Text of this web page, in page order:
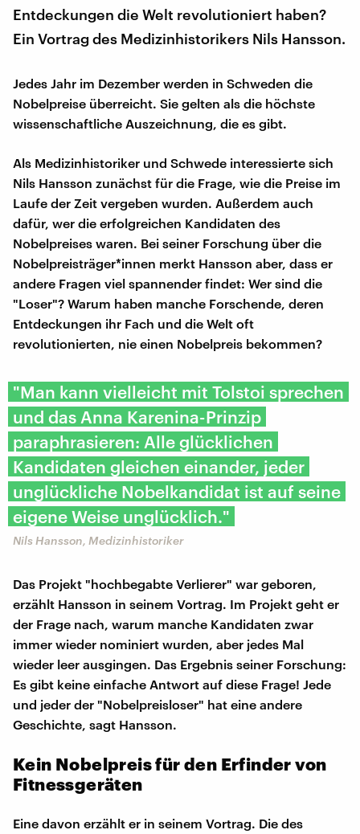
Entdeckungen die Welt revolutioniert haben?
Ein Vortrag des Medizinhistorikers Nils Hansson.
Jedes Jahr im Dezember werden in Schweden die
Nobelpreise überreicht. Sie gelten als die höchste
wissenschaftliche Auszeichnung, die es gibt.
Als Medizinhistoriker und Schwede interessierte sich
Nils Hansson zunächst für die Frage, wie die Preise im
Laufe der Zeit vergeben wurden. Außerdem auch
dafür, wer die erfolgreichen Kandidaten des
Nobelpreises waren. Bei seiner Forschung über die
Nobelpreisträger*innen merkt Hansson aber, dass er
andere Fragen viel spannender findet: Wer sind die
"Loser"? Warum haben manche Forschende, deren
Entdeckungen ihr Fach und die Welt oft
revolutionierten, nie einen Nobelpreis bekommen?
"Man kann vielleicht mit Tolstoi sprechen
und das Anna Karenina-Prinzip
paraphrasieren: Alle glücklichen
Kandidaten gleichen einander, jeder
unglückliche Nobelkandidat ist auf seine
eigene Weise unglücklich."
Nils Hansson, Medizinhistoriker
Das Projekt "hochbegabte Verlierer" war geboren,
erzählt Hansson in seinem Vortrag. Im Projekt geht er
der Frage nach, warum manche Kandidaten zwar
immer wieder nominiert wurden, aber jedes Mal
wieder leer ausgingen. Das Ergebnis seiner Forschung:
Es gibt keine einfache Antwort auf diese Frage! Jede
und jeder der "Nobelpreisloser" hat eine andere
Geschichte, sagt Hansson.
Kein Nobelpreis für den Erfinder von
Fitnessgeräten
Eine davon erzählt er in seinem Vortrag. Die des